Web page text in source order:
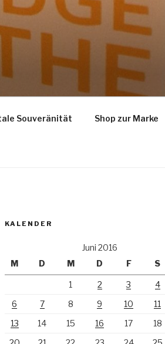
Souveränität Shop zur Marke
KALENDER
Juni 2016
M
D M D F S
1 2 3 4
6
7 8 9 10 11
13
14 15 16 17 18